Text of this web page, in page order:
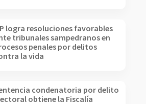
logra resoluciones favorables
tribunales sampedranos en
penales por delitos
la vida
condenatoria por delito
obtiene la Fiscalía